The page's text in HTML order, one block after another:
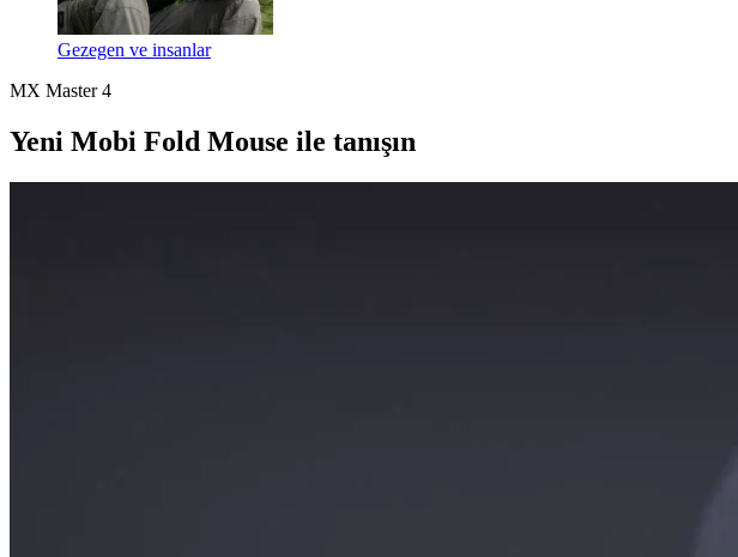
Gezegen ve insanlar
MX Master 4
Yeni Mobi Fold Mouse ile tanışın